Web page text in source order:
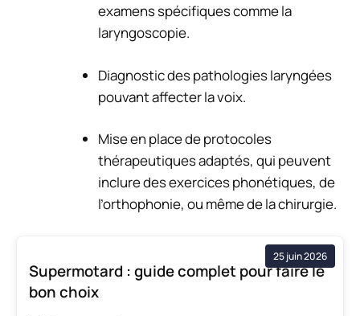
examens spécifiques comme la
laryngoscopie.
Diagnostic des pathologies laryngées
pouvant affecter la voix.
Mise en place de protocoles
thérapeutiques adaptés, qui peuvent
inclure des exercices phonétiques, de
l’orthophonie, ou même de la chirurgie.
25 juin 2026
Supermotard : guide complet pour faire le
bon choix